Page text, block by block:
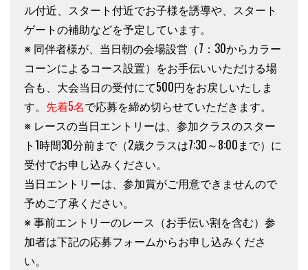
ル付近、スタート付近でお子様を誘導や、スタート
ゲートの補助などを予定しています。
※ 同伴者様が、当日朝の会場設営（7：30からカラー
コーンによるコース設置）をお手伝いいただける場
合も、大会当日の受付にて500円をお戻しいたしま
す。 先着5名で応募を締め切らせていただきます。
※ レースの当日エントリーは、参加クラスのスター
ト1時間30分前まで（2歳クラスは7:30～8:00まで）に
受付でお申し込みください。
当日エントリーは、参加賞がご用意できませんので
予めご了承ください。
※ 事前エントリーのレース（お手伝い割を含む）参
加者は下記の応募フォームからお申し込みくださ
い。